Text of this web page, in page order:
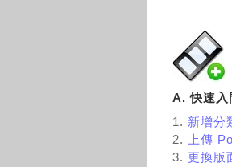
A. 快速入
1. 新增分
2.
上傳
3. 更換版